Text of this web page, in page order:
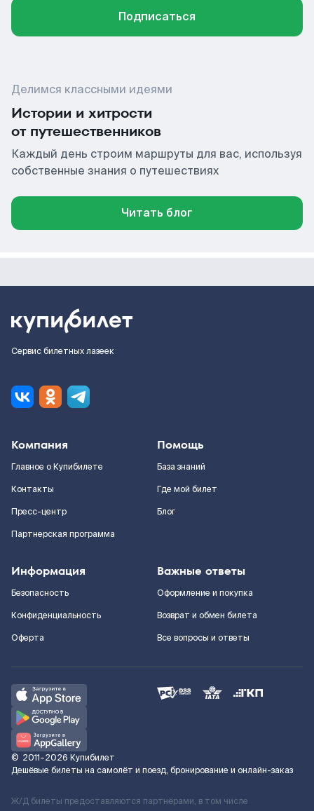
Подписаться
Делимся классными идеями
Истории и хитрости
от путешественников
Каждый день строим маршруты для вас, используя
собственные знания о путешествиях
Читать блог
Сервис билетных лазеек
Компания
Главное о Купибилете
Контакты
Пресс-центр
Партнерская программа
Помощь
База знаний
Где мой билет
Блог
Информация
Безопасность
Конфиденциальность
Оферта
Важные ответы
Оформление и покупка
Возврат и обмен билета
Все вопросы и ответы
© 2011–2026 Купибилет
Дешёвые билеты на самолёт и поезд, бронирование и онлайн-заказ
Ж/Д билеты предоставляются партнёрами, в том числе